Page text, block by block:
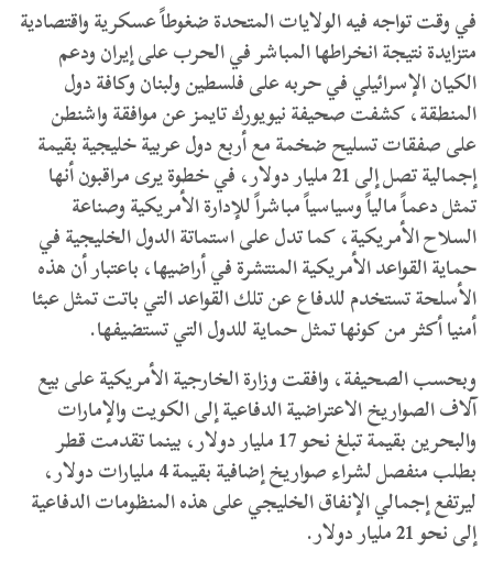
في وقت تواجه فيه الولايات المتحدة ضغوطاً عسكرية واقتصادية
متزايدة نتيجة انخراطها المباشر في الحرب على إيران ودعم
الكيان الإسرائيلي في حربه على فلسطين ولبنان وكافة دول
المنطقة، كشفت صحيفة نيويورك تايمز عن موافقة واشنطن
على صفقات تسليح ضخمة مع أربع دول عربية خليجية بقيمة
إجمالية تصل إلى 21 مليار دولار، في خطوة يرى مراقبون أنها
تمثل دعماً مالياً وسياسياً مباشراً للإدارة الأمريكية وصناعة
السلاح الأمريكية، كما تدل على استماتة الدول الخليجية في
حماية القواعد الأمريكية المنتشرة في أراضيها، باعتبار أن هذه
الأسلحة تستخدم للدفاع عن تلك القواعد التي باتت تمثل عبئا
أمنيا أكثر من كونها تمثل حماية للدول التي تستضيفها.
وبحسب الصحيفة، وافقت وزارة الخارجية الأمريكية على بيع
آلاف الصواريخ الاعتراضية الدفاعية إلى الكويت والإمارات
والبحرين بقيمة تبلغ نحو 17 مليار دولار، بينما تقدمت قطر
بطلب منفصل لشراء صواريخ إضافية بقيمة 4 مليارات دولار،
ليرتفع إجمالي الإنفاق الخليجي على هذه المنظومات الدفاعية
إلى نحو 21 مليار دولار.